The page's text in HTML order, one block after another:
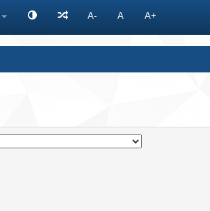
A- A A+